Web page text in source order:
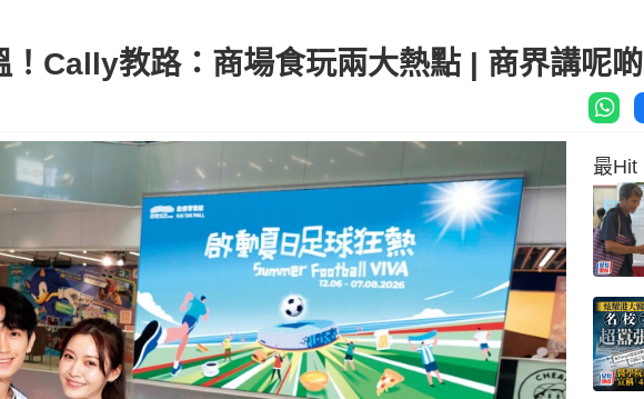
Cally教路：商場食玩兩大熱點 | 商界講呢啲
最Hit